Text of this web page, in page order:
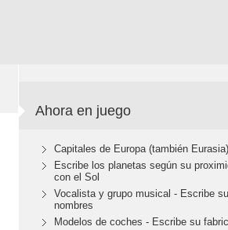
Ahora en juego
Capitales de Europa (también Eurasia)
Escribe los planetas según su
con el Sol
Vocalista y grupo musical - Escribe
nombres
Modelos de coches - Escribe su